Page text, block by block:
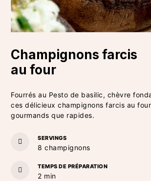
Champignons farcis
au four
Fourrés au Pesto de basilic, chèvre
ces délicieux champignons farcis au
gourmands que rapides.
SERVINGS
8 champignons
TEMPS DE PRÉPARATION
2minutes
min